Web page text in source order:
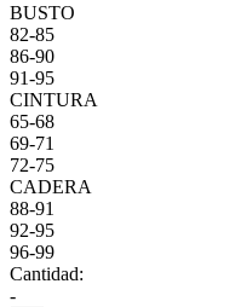
BUSTO
82-85
86-90
91-95
CINTURA
65-68
69-71
72-75
CADERA
88-91
92-95
96-99
Cantidad:
-